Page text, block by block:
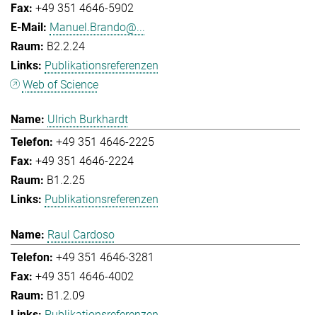
+49 351 4646-5902
Manuel.Brando@...
B2.2.24
Publikationsreferenzen
Web of Science
Ulrich Burkhardt
+49 351 4646-2225
+49 351 4646-2224
B1.2.25
Publikationsreferenzen
Raul Cardoso
+49 351 4646-3281
+49 351 4646-4002
B1.2.09